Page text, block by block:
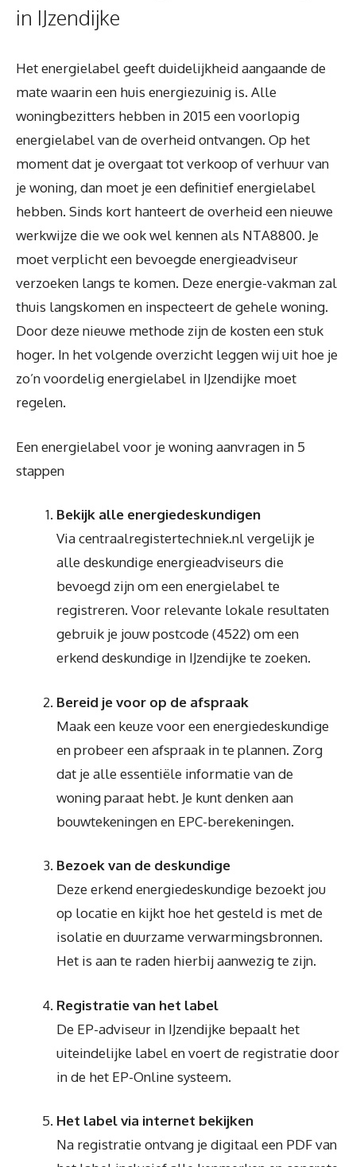
in IJzendijke
Het energielabel geeft duidelijkheid aangaande de
mate waarin een huis energiezuinig is. Alle
woningbezitters hebben in 2015 een voorlopig
energielabel van de overheid ontvangen. Op het
moment dat je overgaat tot verkoop of verhuur van
je woning, dan moet je een definitief energielabel
hebben. Sinds kort hanteert de overheid een nieuwe
werkwijze die we ook wel kennen als NTA8800. Je
moet verplicht een bevoegde energieadviseur
verzoeken langs te komen. Deze energie-vakman zal
thuis langskomen en inspecteert de gehele woning.
Door deze nieuwe methode zijn de kosten een stuk
hoger. In het volgende overzicht leggen wij uit hoe je
zo’n voordelig energielabel in IJzendijke moet
regelen.
Een energielabel voor je woning aanvragen in 5
stappen
Bekijk alle energiedeskundigen
Via centraalregistertechniek.nl vergelijk je
alle deskundige energieadviseurs die
bevoegd zijn om een energielabel te
registreren. Voor relevante lokale resultaten
gebruik je jouw postcode (4522) om een
erkend deskundige in IJzendijke te zoeken.
Bereid je voor op de afspraak
Maak een keuze voor een energiedeskundige
en probeer een afspraak in te plannen. Zorg
dat je alle essentiële informatie van de
woning paraat hebt. Je kunt denken aan
bouwtekeningen en EPC-berekeningen.
Bezoek van de deskundige
Deze erkend energiedeskundige bezoekt jou
op locatie en kijkt hoe het gesteld is met de
isolatie en duurzame verwarmingsbronnen.
Het is aan te raden hierbij aanwezig te zijn.
Registratie van het label
De EP-adviseur in IJzendijke bepaalt het
uiteindelijke label en voert de registratie door
in de het EP-Online systeem.
Het label via internet bekijken
Na registratie ontvang je digitaal een PDF van